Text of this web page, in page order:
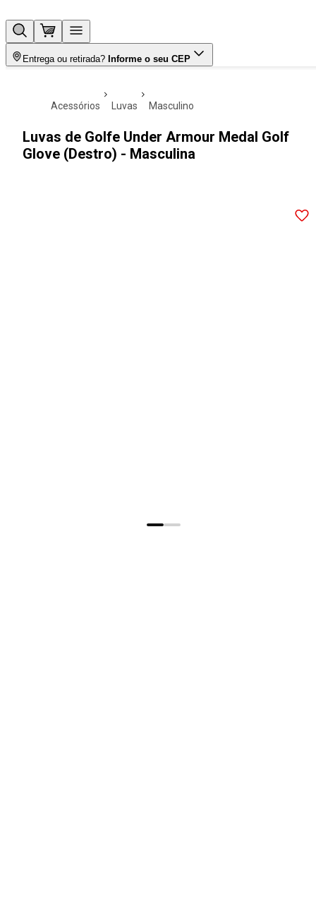
Entrega ou retirada? Informe o seu CEP
acessórios luvas masculino
Luvas de Golfe Under Armour Medal Golf
Glove (Destro) - Masculina